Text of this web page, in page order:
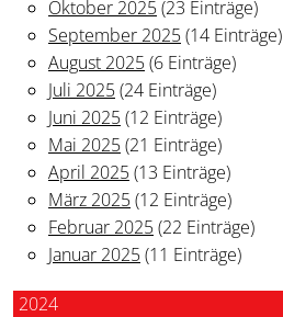
Oktober 2025(23 Einträge)
September 2025(14 Einträge)
August 2025(6 Einträge)
Juli 2025(24 Einträge)
Juni 2025(12 Einträge)
Mai 2025(21 Einträge)
April 2025(13 Einträge)
März 2025(12 Einträge)
Februar 2025(22 Einträge)
Januar 2025(11 Einträge)
2024